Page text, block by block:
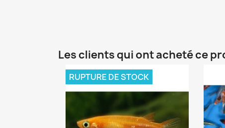
Les clients qui ont acheté ce
RUPTURE DE STOCK